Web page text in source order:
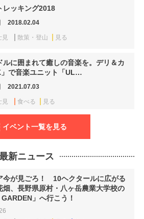
レッキング2018
2018.02.04
見 散策・登山 見る
ルに囲まれて癒しの音楽を。デリ＆カ
」で音楽ユニット「UL…
2021.07.03
見 食べる 見る
イベント一覧を見る
新ニュース
今が見ごろ！ 10ヘクタールに広がる
畑、長野県原村・八ヶ岳農業大学校の
GARDEN」へ行こう！